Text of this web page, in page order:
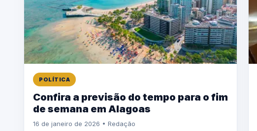
POLÍTICA
Confira a previsão do tempo para o fim
de semana em Alagoas
16 de janeiro de 2026 • Redação